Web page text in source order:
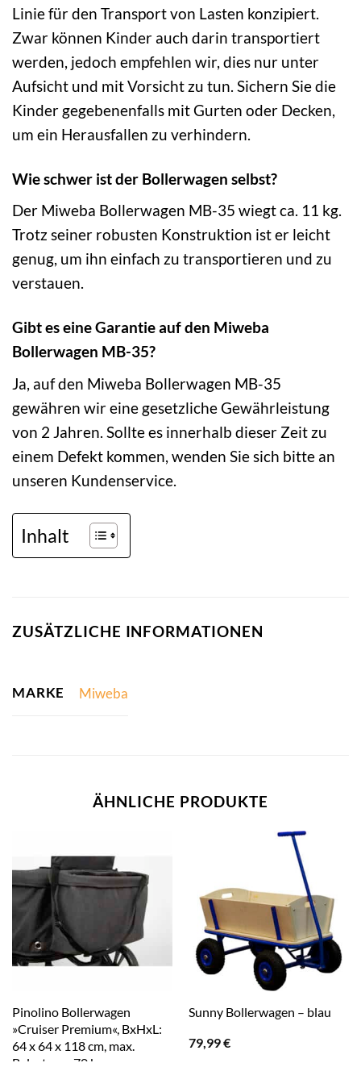
Linie für den Transport von Lasten konzipiert.
Zwar können Kinder auch darin transportiert
werden, jedoch empfehlen wir, dies nur unter
Aufsicht und mit Vorsicht zu tun. Sichern Sie die
Kinder gegebenenfalls mit Gurten oder Decken,
um ein Herausfallen zu verhindern.
Wie schwer ist der Bollerwagen selbst?
Der Miweba Bollerwagen MB-35 wiegt ca. 11 kg.
Trotz seiner robusten Konstruktion ist er leicht
genug, um ihn einfach zu transportieren und zu
verstauen.
Gibt es eine Garantie auf den Miweba
Bollerwagen MB-35?
Ja, auf den Miweba Bollerwagen MB-35
gewähren wir eine gesetzliche Gewährleistung
von 2 Jahren. Sollte es innerhalb dieser Zeit zu
einem Defekt kommen, wenden Sie sich bitte an
unseren Kundenservice.
Inhalt
ZUSÄTZLICHE INFORMATIONEN
MARKE Miweba
ÄHNLICHE PRODUKTE
Pinolino Bollerwagen
»Cruiser Premium«, BxHxL:
64 x 64 x 118 cm, max.
Belastung: 70 kg – grau
Sunny Bollerwagen – blau
79,99€